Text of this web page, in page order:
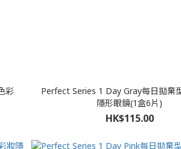
彩
Perfect Series 1 Day Gray每日拋棄
隱形眼鏡(1盒6片)
HK$115.00